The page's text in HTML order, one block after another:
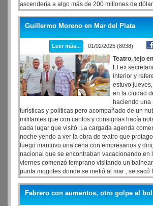
ascendería a algo más de 200 millones de
es controlada por el grupo Victoria Capital
a la Comisión Nacional de Valores (CNV) que
concurso preventivo
Guillermo Moreno en Mar del Plata
Leer más... 01/02/2025 (8038)
Teatro, tejo
El ex
interior y
estuvo
en la ciudad
haciendo
turísticas y políticas pero acompañado de un
militantes que con cantos y consignas hacía
cada lugar que visitó. La cargada agenda
noche yendo a ver la obra de teatro que
luego mantuvo una cena con empresarios y
nacional que se encontraban vacacionando en
viernes comenzó temprano visitando un
punta mogotes donde se metió al mar , se sacó
que estaba presente y hasta jugó un partido de
Crónica trasmitió en vivo.
Febrero con aumentos, otro golpe al